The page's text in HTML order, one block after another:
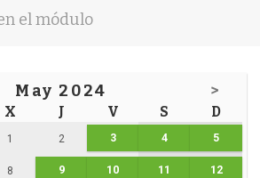
May 2024 >
X J V S D
1 2 3 4 5
8 9 10 11 12